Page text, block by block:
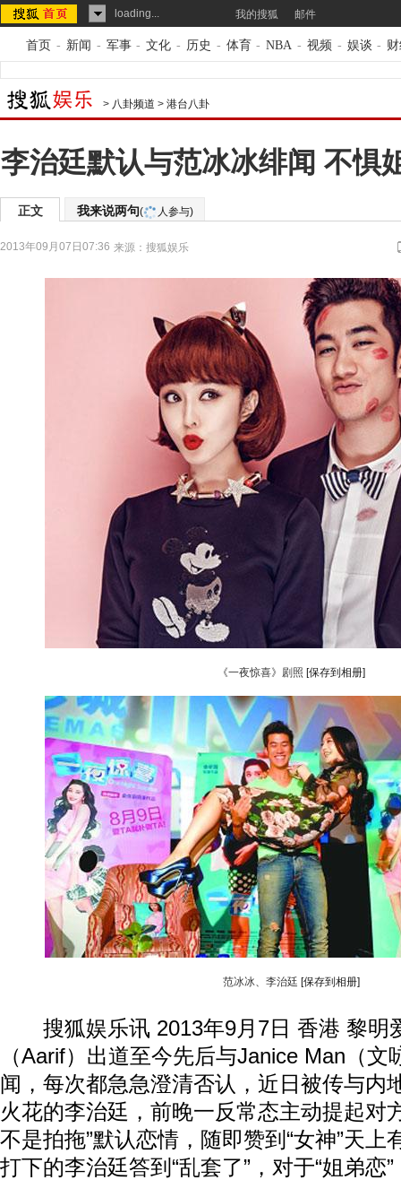
loading... 我的搜狐 邮件
首页 - 新闻 - 军事 - 文化 - 历史 - 体育 - NBA - 视频 - 娱谈 -
> 八卦频道 > 港台八卦
李治廷默认与范冰冰绯闻 不惧
正文 我来说两句( 人参与)
2013年09月07日07:36 来源： 搜狐娱乐
《一夜惊喜》剧照 [保存到相册]
范冰冰、李治廷 [保存到相册]
搜狐娱乐讯 2013年9月7日 香港 黎明
（Aarif）出道至今先后与Janice Man（
闻，每次都急急澄清否认，近日被传与内
火花的李治廷，前晚一反常态主动提起对
不是拍拖”默认恋情，随即赞到“女神”天上
打下的李治廷答到“乱套了”，对于“姐弟恋